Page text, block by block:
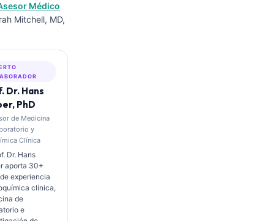
Médico
Mitchell, MD,
Dr. Hans
PhD
de Medicina
y
Clínica
Dr. Hans
aporta 30+
experiencia
clínica,
de
e